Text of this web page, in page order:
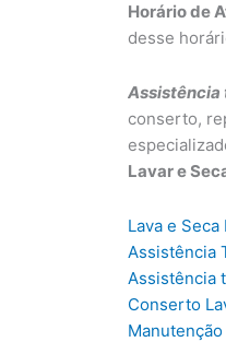
Horário de
desse
Assistência
conserto,
Lavar e
Lava e
Assistência
Assistência
Conserto